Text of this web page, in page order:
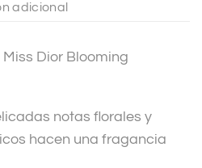
adicional
Dior Blooming
notas florales y
hacen una fragancia